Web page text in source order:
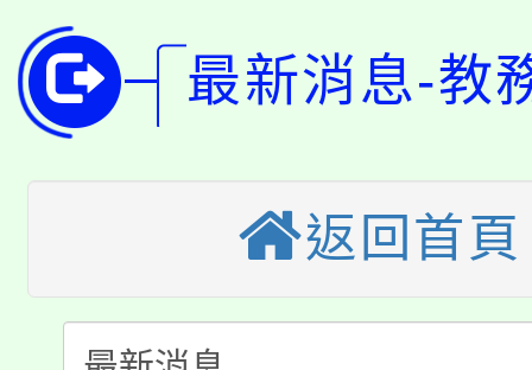
車」活動
桃園市115學年度學生
生本土語及新住民語歌
公告本校115學年度第
公告本校115學年度第
代理(課)教師甄選結果
轉知中國文化大學推廣
《TA101》溝通分析基
轉知苗栗縣政府辦理
最新消息-教
返回首頁